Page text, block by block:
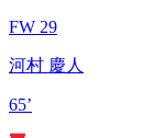
FW 29
河村 慶人
65’